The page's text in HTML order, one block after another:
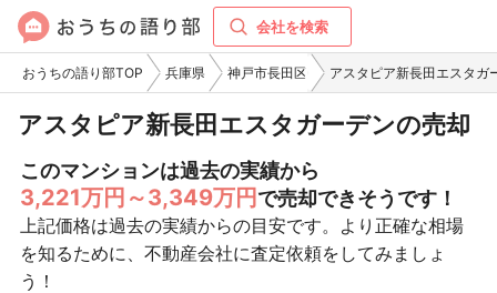
会社を検索
おうちの語り部TOP 兵庫県 神戸市長田区 アスタピア新長田エスタガ
アスタピア新長田エスタガーデンの売却
このマンションは過去の実績から
3,221万円～3,349万円で売却できそうです！
上記価格は過去の実績からの目安です。より正確な相場
を知るために、不動産会社に査定依頼をしてみましょ
う！